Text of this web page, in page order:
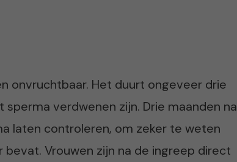
onvruchtbaar. Het duurt ongeveer drie
verdwenen zijn. Drie maanden na
laten controleren, om zeker te weten
Vrouwen zijn na de ingreep direct